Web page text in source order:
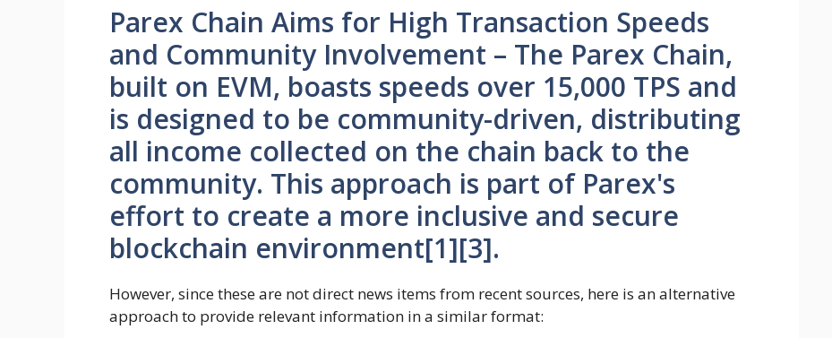
Parex Chain Aims for High Transaction Speeds
and Community Involvement – The Parex Chain,
built on EVM, boasts speeds over 15,000 TPS and
is designed to be community-driven, distributing
all income collected on the chain back to the
community. This approach is part of Parex's
effort to create a more inclusive and secure
blockchain environment[1][3].
However, since these are not direct news items from recent sources, here is an alternative
approach to provide relevant information in a similar format: